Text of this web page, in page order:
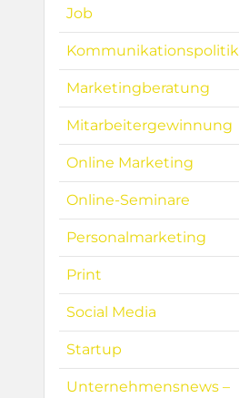
Job
Kommunikationspolitik
Marketingberatung
Mitarbeitergewinnung
Online Marketing
Online-Seminare
Personalmarketing
Print
Social Media
Startup
Unternehmensnews –